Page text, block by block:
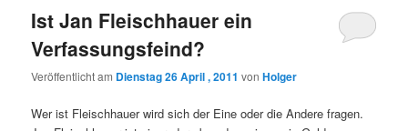
Ist Jan Fleischhauer ein
Verfassungsfeind?
Veröffentlicht am Dienstag 26 April , 2011 vonHolger
Wer ist Fleischhauer wird sich der Eine oder die Andere fragen.